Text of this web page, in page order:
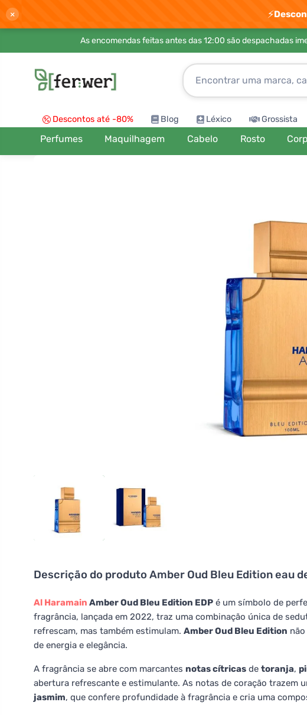
× ⚡
As encomendas feitas antes das 12:00 são despachadas
Descontos até -80% Blog Léxico Grossista
Perfumes Maquilhagem Cabelo Rosto
Descrição do produto Amber Oud Bleu Edition eau
Al Haramain Amber Oud Bleu Edition EDP é um símbolo de
fragrância, lançada em 2022, traz uma combinação única de
refrescam, mas também estimulam. Amber Oud Bleu Edition
de energia e elegância.
A fragrância se abre com marcantes notas cítricas de toranja,
abertura refrescante e estimulante. As notas de coração trazem
jasmim, que confere profundidade à fragrância e cria uma